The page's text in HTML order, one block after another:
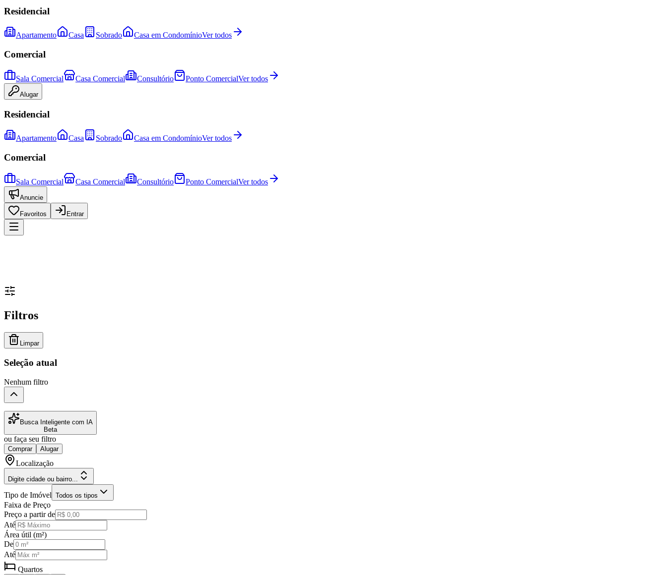
Residencial
Apartamento Casa Sobrado Casa em CondomínioVer todos
Comercial
Sala Comercial Casa Comercial Consultório Ponto ComercialVer todos
Alugar
Residencial
Apartamento Casa Sobrado Casa em CondomínioVer todos
Comercial
Sala Comercial Casa Comercial Consultório Ponto ComercialVer todos
Anuncie
Favoritos Entrar
Filtros
Limpar
Seleção atual
Nenhum filtro
Busca Inteligente com IA
Beta
ou faça seu filtro
Comprar Alugar
Localização
Digite cidade ou bairro...
Tipo de Imóvel Todos os tipos
Faixa de Preço
Preço a partir de
Até
Área útil (m²)
De
Até
Quartos